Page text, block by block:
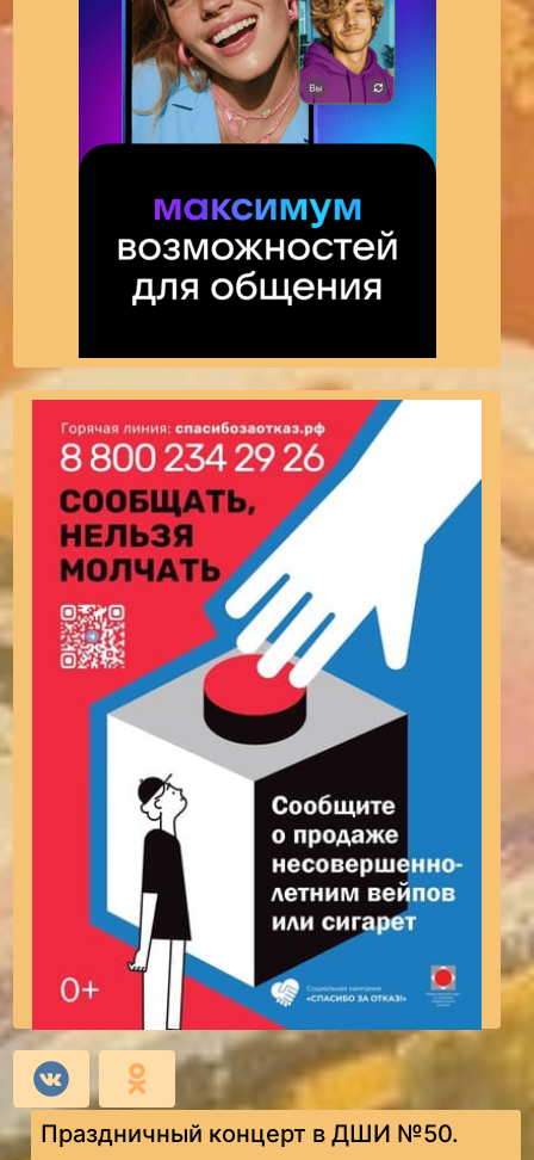
Праздничный концерт в ДШИ №50.